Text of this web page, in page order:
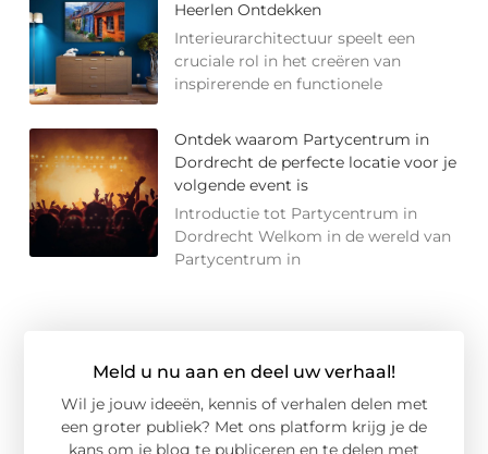
Heerlen Ontdekken
Interieurarchitectuur speelt een
cruciale rol in het creëren van
inspirerende en functionele
Ontdek waarom Partycentrum in
Dordrecht de perfecte locatie voor je
volgende event is
Introductie tot Partycentrum in
Dordrecht Welkom in de wereld van
Partycentrum in
Meld u nu aan en deel uw verhaal!
Wil je jouw ideeën, kennis of verhalen delen met
een groter publiek? Met ons platform krijg je de
kans om je blog te publiceren en te delen met